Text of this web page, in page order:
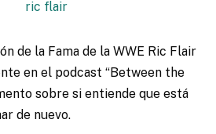
de la Fama de la WWE Ric Flair
en el podcast “Between the
sobre si entiende que está
de nuevo.